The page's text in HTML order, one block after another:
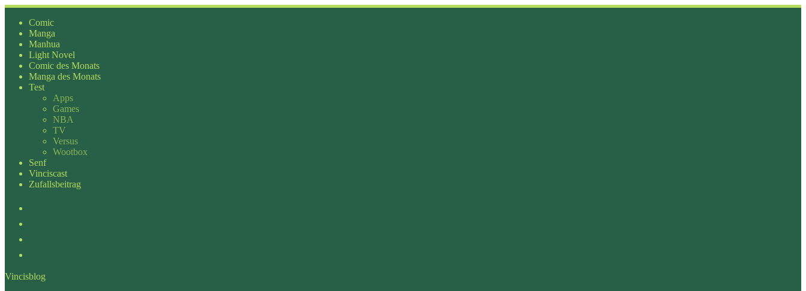
Zum
Inhalt
springen
Comic
Manga
Manhua
Light Novel
Comic des Monats
Manga des Monats
Test
Apps
Games
NBA
TV
Versus
Wootbox
Senf
Vinciscast
Zufallsbeitrag
Vincisblog